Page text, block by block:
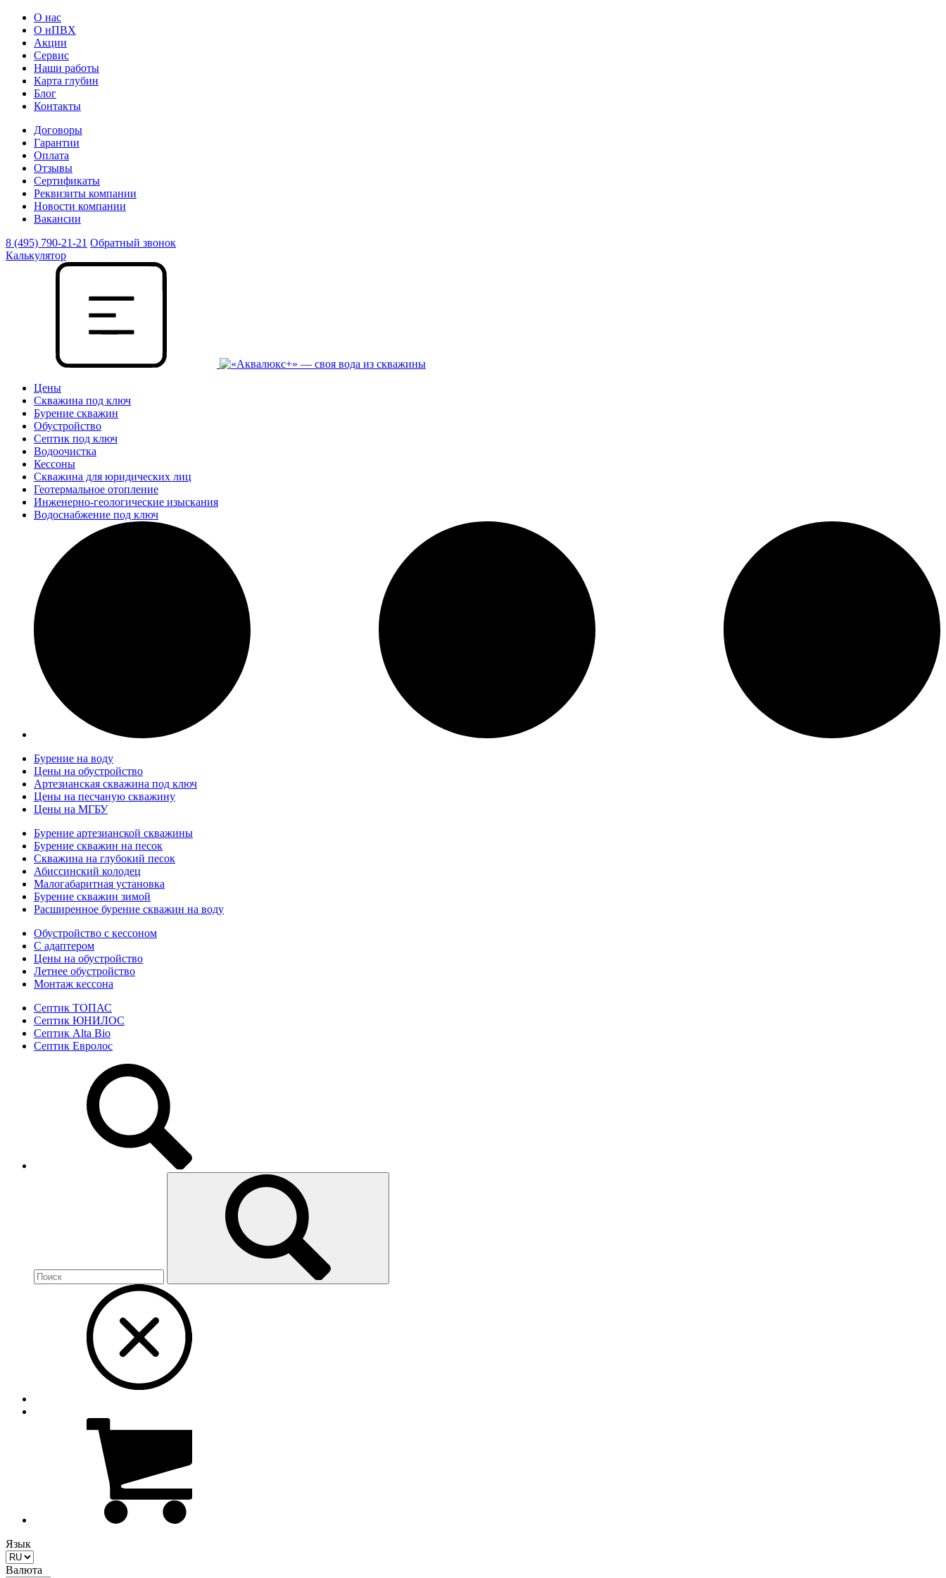
О нас
О нПВХ
Акции
Сервис
Наши работы
Карта глубин
Блог
Контакты
Договоры
Гарантии
Оплата
Отзывы
Сертификаты
Реквизиты компании
Новости компании
Вакансии
8 (495) 790-21-21 Обратный звонок
Калькулятор
Цены
Скважина под ключ
Бурение скважин
Обустройство
Септик под ключ
Водоочистка
Кессоны
Скважина для юридических лиц
Геотермальное отопление
Инженерно-геологические изыскания
Водоснабжение под ключ
Бурение на воду
Цены на обустройство
Артезианская скважина под ключ
Цены на песчаную скважину
Цены на МГБУ
Бурение артезианской скважины
Бурение скважин на песок
Скважина на глубокий песок
Абиссинский колодец
Малогабаритная установка
Бурение скважин зимой
Расширенное бурение скважин на воду
Обустройство с кессоном
С адаптером
Цены на обустройство
Летнее обустройство
Монтаж кессона
Септик ТОПАС
Септик ЮНИЛОС
Септик Alta Bio
Септик Евролос
Язык
Валюта